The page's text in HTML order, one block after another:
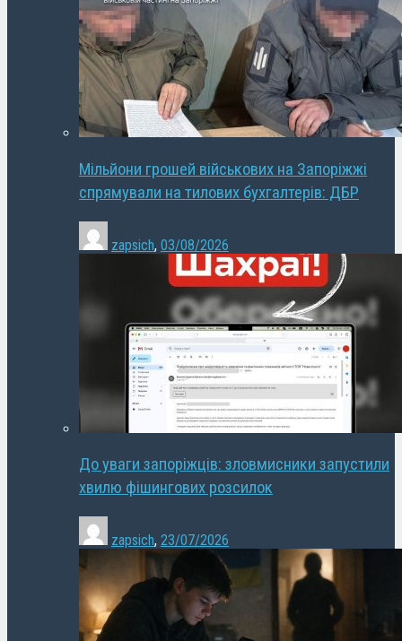
Мільйони грошей військових на Запоріжжі
спрямували на тилових бухгалтерів: ДБР
zapsich, 03/08/2026
До уваги запоріжців: зловмисники запустили
хвилю фішингових розсилок
zapsich, 23/07/2026